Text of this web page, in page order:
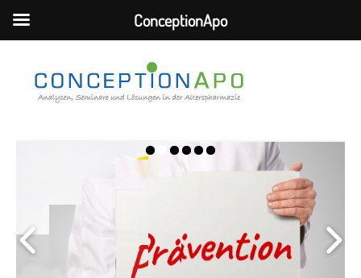
ConceptionApo